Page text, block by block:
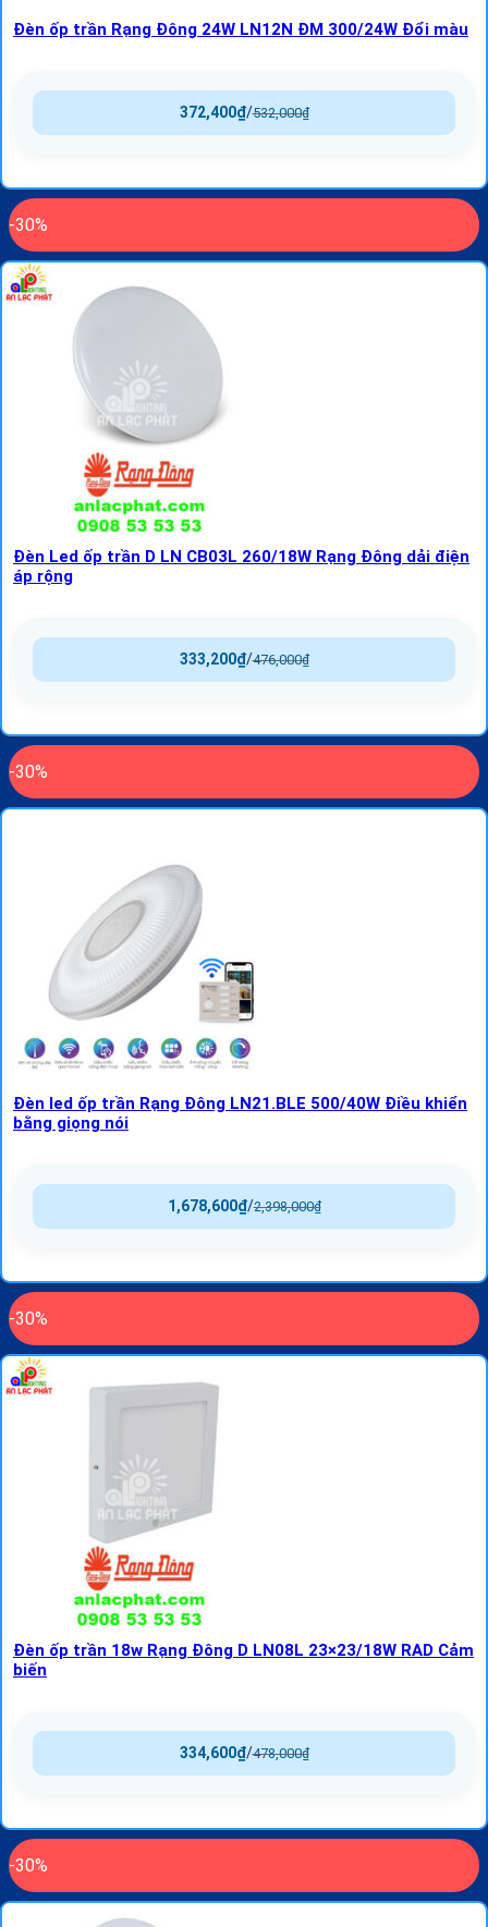
Đèn ốp trần Rạng Đông 24W LN12N ĐM 300/24W Đổi màu
532,000₫
/
372,400₫
-30%
Đèn Led ốp trần D LN CB03L 260/18W Rạng Đông dải điện
áp rộng
476,000₫
/
333,200₫
-30%
Đèn led ốp trần Rạng Đông LN21.BLE 500/40W Điều khiển
bằng giọng nói
2,398,000₫
/
1,678,600₫
-30%
Đèn ốp trần 18w Rạng Đông D LN08L 23×23/18W RAD Cảm
biến
478,000₫
/
334,600₫
-30%